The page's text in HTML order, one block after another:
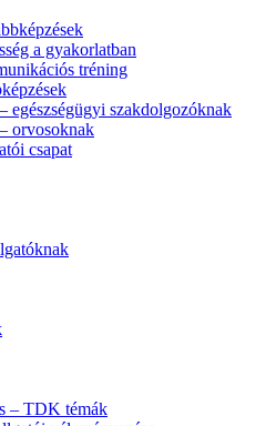
a gyakorlatban
tréning
egészségügyi szakdolgozóknak
orvosoknak
csapat
– TDK témák